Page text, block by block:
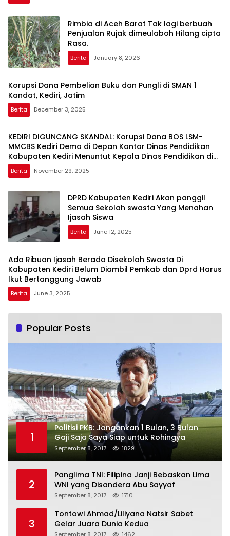
Rimbia di Aceh Barat Tak lagi berbuah
Penjualan Rujak dimeulaboh Hilang cipta
Rasa.
Berita January 8, 2026
Korupsi Dana Pembelian Buku dan Pungli di SMAN 1
Kandat, Kediri, Jatim
Berita December 3, 2025
KEDIRI DIGUNCANG SKANDAL: Korupsi Dana BOS LSM-
MMCBS Kediri Demo di Depan Kantor Dinas Pendidikan
Kabupaten Kediri Menuntut Kepala Dinas Pendidikan di
Copot dari Jabatannya
Berita November 29, 2025
DPRD Kabupaten Kediri Akan panggil
Semua Sekolah swasta Yang Menahan
Ijasah Siswa
Berita June 12, 2025
Ada Ribuan Ijasah Berada Disekolah Swasta Di
Kabupaten Kediri Belum Diambil Pemkab dan Dprd Harus
Ikut Bertanggung Jawab
Berita June 3, 2025
Popular Posts
1
Politisi PKB: Jangankan 1 Bulan, 3 Bulan
Gaji Saja Saya Siap untuk Rohingya
September 8, 2017 1829
2
Panglima TNI: Filipina Janji Bebaskan Lima
WNI yang Disandera Abu Sayyaf
September 8, 2017 1710
3
Tontowi Ahmad/Liliyana Natsir Sabet
Gelar Juara Dunia Kedua